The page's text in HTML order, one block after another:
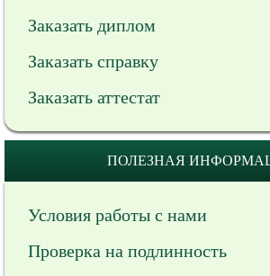
Заказать диплом
Заказать справку
Заказать аттестат
ПОЛЕЗНАЯ
Условия работы с нами
Проверка на подлинность